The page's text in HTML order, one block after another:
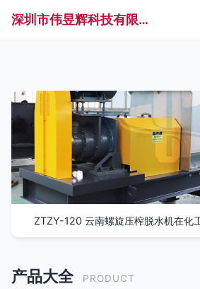
深圳市伟昱辉科技有限公司
ZTZY-120 云南螺旋压榨脱水机在化
产品大全 PRODUCT